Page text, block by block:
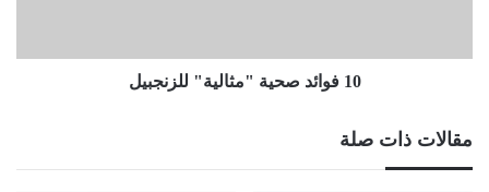
10 فوائد صحية "مثالية" للزنجبيل
مقالات ذات صلة